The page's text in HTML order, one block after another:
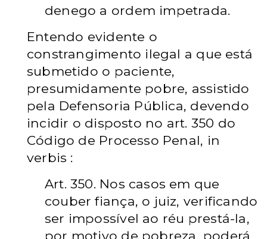
denego a ordem impetrada.
Entendo evidente o
constrangimento ilegal a que está
submetido o paciente,
presumidamente pobre, assistido
pela Defensoria Pública, devendo
incidir o disposto no art. 350 do
Código de Processo Penal, in
verbis :
Art. 350. Nos casos em que
couber fiança, o juiz, verificando
ser impossível ao réu prestá-la,
por motivo de pobreza, poderá